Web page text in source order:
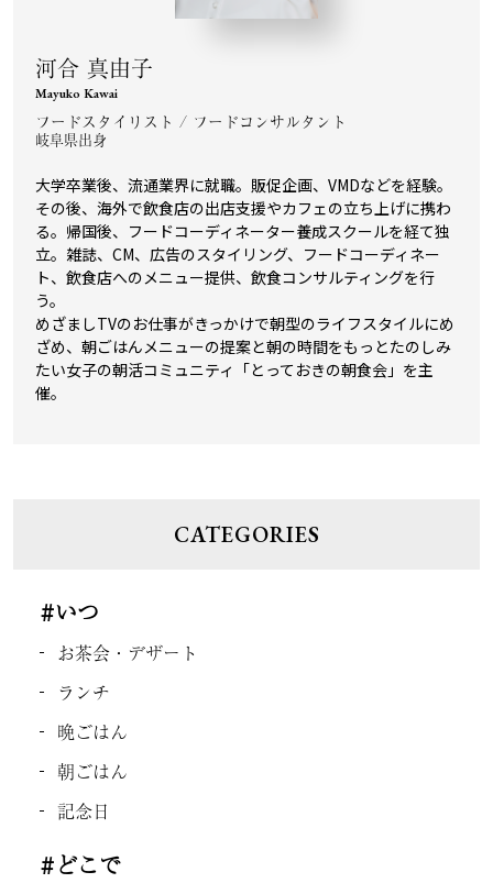
河合 真由子
Mayuko Kawai
フードスタイリスト / フードコンサルタント
岐阜県出身
大学卒業後、流通業界に就職。販促企画、VMDなどを経験。
その後、海外で飲食店の出店支援やカフェの立ち上げに携わ
る。帰国後、フードコーディネーター養成スクールを経て独
立。雑誌、CM、広告のスタイリング、フードコーディネー
ト、飲食店へのメニュー提供、飲食コンサルティングを行
う。
めざましTVのお仕事がきっかけで朝型のライフスタイルにめ
ざめ、朝ごはんメニューの提案と朝の時間をもっとたのしみ
たい女子の朝活コミュニティ「とっておきの朝食会」を主
催。
CATEGORIES
#いつ
お茶会・デザート
ランチ
晩ごはん
朝ごはん
記念日
#どこで